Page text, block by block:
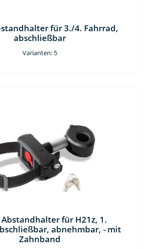
für 3./4. Fahrrad,
abschließbar
Varianten: 5
für H21z, 1.
abnehmbar, - mit
Zahnband